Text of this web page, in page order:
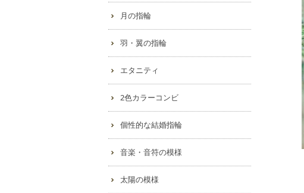
月の指輪
羽・翼の指輪
エタニティ
2色カラーコンビ
個性的な結婚指輪
音楽・音符の模様
太陽の模様